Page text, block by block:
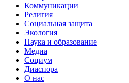
Коммуникации
Религия
Социальная защита
Экология
Наука и образование
Медиа
Социум
Диаспора
О нас